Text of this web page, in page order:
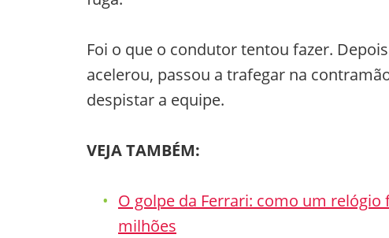
Foi o que o condutor tentou fazer.
acelerou, passou a trafegar na
despistar a equipe.
VEJA TAMBÉM:
O golpe da Ferrari: como um
milhões